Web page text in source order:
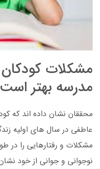
مشکلات
مدرسه بهتر است
محققان نشان داده اند که
عاطفی در سال های اولیه
مشکلات و رفتارهایی را در
نوجوانی و جوانی از خود